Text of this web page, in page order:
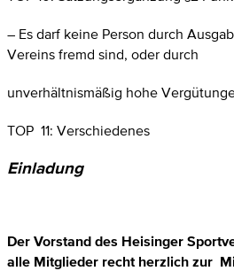
– Es darf keine Person durch
Vereins fremd sind, oder durch
unverhältnismäßig hohe
TOP 11: Verschiedenes
Einladung
Der Vorstand des Heisinger
alle Mitglieder recht herzlich zur